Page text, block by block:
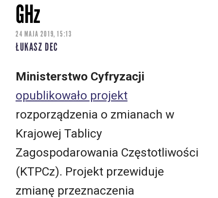
GHz
24 MAJA 2019, 15:13
ŁUKASZ DEC
Ministerstwo Cyfryzacji
opublikowało projekt
rozporządzenia o zmianach w
Krajowej Tablicy
Zagospodarowania Częstotliwości
(KTPCz). Projekt przewiduje
zmianę przeznaczenia